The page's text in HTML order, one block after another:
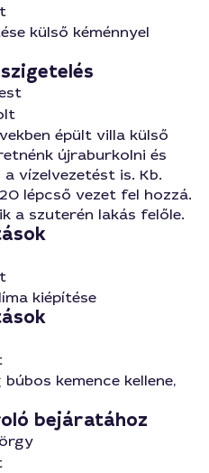
külső kéménnyel
épült villa külső
újraburkolni és
vízelvezetést is. Kb.
lépcső vezet fel hozzá.
a szuterén lakás felőle.
kiépítése
kemence kellene,
bejáratához